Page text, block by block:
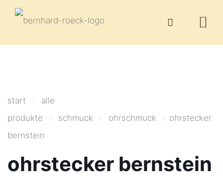
start >
alle
produkte
> schmuck > ohrschmuck > ohrstecker
bernstein
ohrstecker bernstein